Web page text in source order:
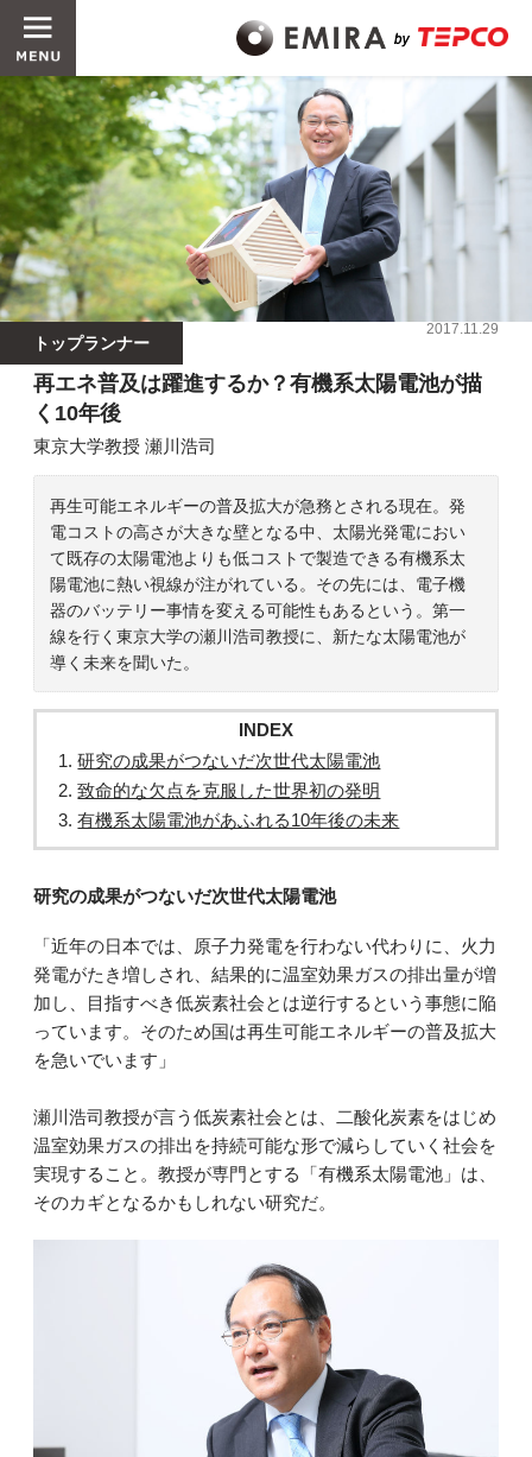
トップランナー
2017.11.29
再エネ普及は躍進するか？有機系太陽電池が描
く10年後
東京大学教授 瀬川浩司
再生可能エネルギーの普及拡大が急務とされる現在。発
電コストの高さが大きな壁となる中、太陽光発電におい
て既存の太陽電池よりも低コストで製造できる有機系太
陽電池に熱い視線が注がれている。その先には、電子機
器のバッテリー事情を変える可能性もあるという。第一
線を行く東京大学の瀬川浩司教授に、新たな太陽電池が
導く未来を聞いた。
INDEX
研究の成果がつないだ次世代太陽電池
致命的な欠点を克服した世界初の発明
有機系太陽電池があふれる10年後の未来
研究の成果がつないだ次世代太陽電池
「近年の日本では、原子力発電を行わない代わりに、火力
発電がたき増しされ、結果的に温室効果ガスの排出量が増
加し、目指すべき低炭素社会とは逆行するという事態に陥
っています。そのため国は再生可能エネルギーの普及拡大
を急いでいます」
瀬川浩司教授が言う低炭素社会とは、二酸化炭素をはじめ
温室効果ガスの排出を持続可能な形で減らしていく社会を
実現すること。教授が専門とする「有機系太陽電池」は、
そのカギとなるかもしれない研究だ。